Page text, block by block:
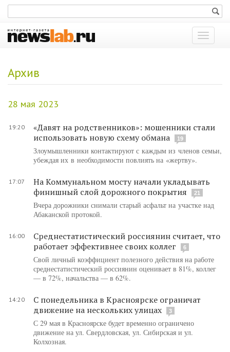
Показать
меню
Архив
28 мая 2023
19:20
«Давят на родственников»: мошенники стали
использовать новую схему обмана
19
Злоумышленники контактируют с каждым из членов семьи,
убеждая их в необходимости повлиять на «жертву».
17:07
На Коммунальном мосту начали укладывать
финишный слой дорожного покрытия
21
Вчера дорожники снимали старый асфальт на участке над
Абаканской протокой.
16:00
Среднестатистический россиянин считает, что
работает эффективнее своих коллег
6
Свой личный коэффициент полезного действия на работе
среднестатистический россиянин оценивает в 81%, коллег
— в 72%, начальства — в 62%.
14:20
С понедельника в Красноярске ограничат
движение на нескольких улицах
3
С 29 мая в Красноярске будет временно ограничено
движение на ул. Свердловская, ул. Сибирская и ул.
Колхозная.